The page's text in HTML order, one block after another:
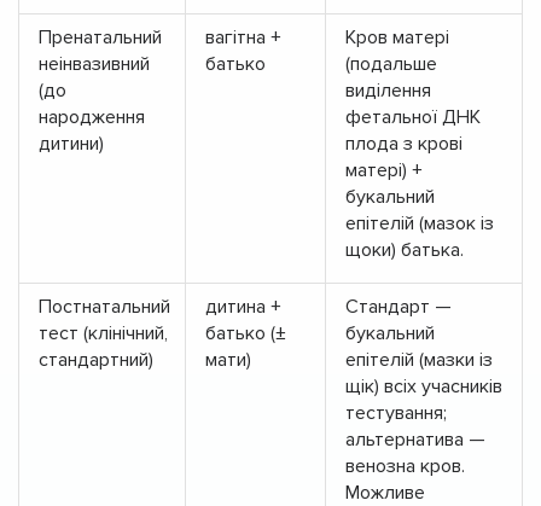
Пренатальний
неінвазивний
(до
народження
дитини)
вагітна +
батько
Кров матері
(подальше
виділення
фетальної ДНК
плода з крові
матері) +
букальний
епітелій (мазок із
щоки) батька.
Постнатальний
тест (клінічний,
стандартний)
дитина +
батько (±
мати)
Стандарт —
букальний
епітелій (мазки із
щік) всіх учасників
тестування;
альтернатива —
венозна кров.
Можливе